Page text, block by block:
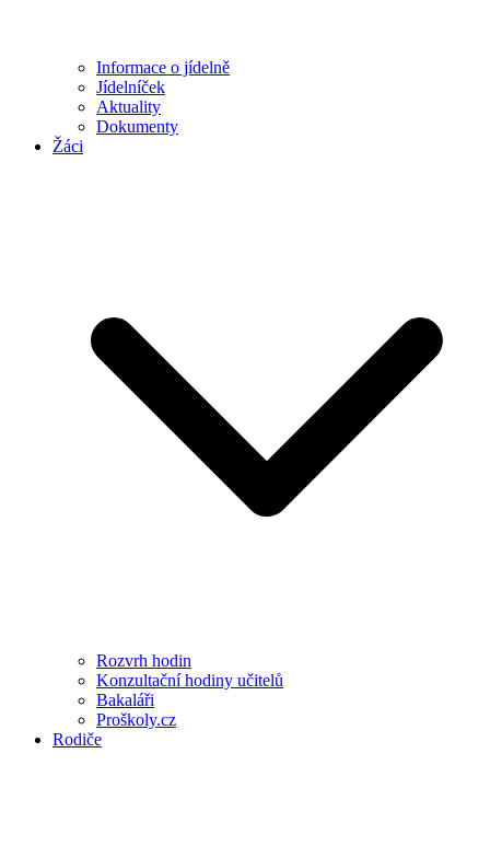
Informace o jídelně
Jídelníček
Aktuality
Dokumenty
Žáci
Rozvrh hodin
Konzultační hodiny učitelů
Bakaláři
Proškoly.cz
Rodiče